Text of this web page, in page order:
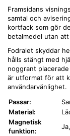
Framsidans
samtal och
kortfack som gör
betalmedel utan
Fodralet skyddar
hålls stängt med
noggrant
är utformat för att
användarvänlighet.
Passar:
Material:
Magnetisk
funktion: